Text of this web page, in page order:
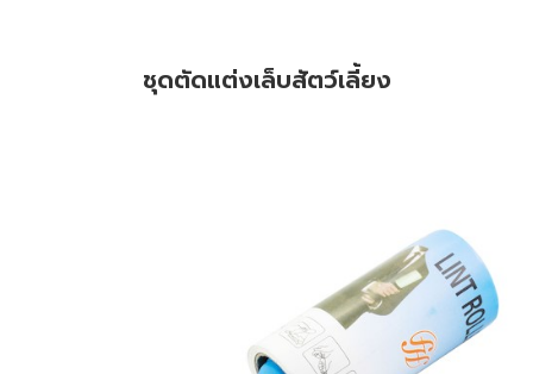
ชุดตัดแต่งเล็บสัตว์เลี้ยง